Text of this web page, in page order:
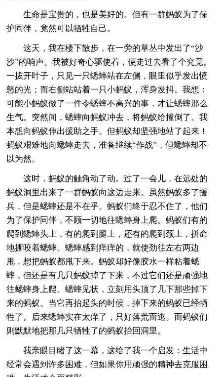
生命是宝贵的，也是美好的。但有一群蚂蚁为了保
护同伴，竟然可以牺牲自己。
这天，我在楼下散步，在一旁的草丛中发出了“沙
沙”的响声。我被好奇心驱使着，便走过去看了个究竟。
一拔开叶子，只见一只蟋蟀站在左侧，眼里似乎发出愤
怒的光；而右侧站站着一只小蚂蚁，浑身发抖。我想：
可能小蚂蚁做了一件令蟋蟀不高兴的事，才让蟋蟀那么
生气。突然间，蟋蟀向蚂蚁冲去，将蚂蚁给撞倒了。我
本想向蚂蚁伸出援助之手。但蚂蚁却坚强地站了起来！
蚂蚁艰难地向蟋蟀走去，准备继续“作战”，但蟋蟀却不
以为然。
这时，蚂蚁的触角动了动。过了一会儿，在远处的
蚂蚁洞里出来了一群蚂蚁向这边走来。虽然蚂蚁多了援
兵，但是蟋蟀还是不在乎。蚂蚁们终于忍不住了，他们
为了保护同伴，不顾一切地往蟋蟀身上爬。蚂蚁们有的
爬到蟋蟀头上，有的爬到腿上，还有的爬到颈上，拼命
地撕咬着蟋蟀。蟋蟀感到痒痒的，就使劲往左右两边
甩，想把蚂蚁都甩下来。蚂蚁却好像胶水一样粘着蟋
蟀，但还是有几只蚂蚁掉了下来，不过它们还是顽强地
往蟋蟀身上爬。蟋蟀见状，立刻用头顶了几下那些掉下
来的蚂蚁。当它再抬起头的时候，掉下来的蚂蚁已经牺
牲了。后来蟋蟀实在太痒了，只好落荒而逃。而蚂蚁们
则默默地把那几只牺牲了的蚂蚁抬回洞里。
我亲眼目睹了这一幕，这给了我一个启发：生活中
经常会遇到许多困难，但如果你用顽强的精神去克服困